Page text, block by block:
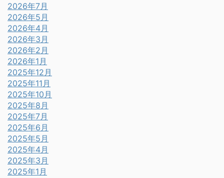
2026年7月
2026年5月
2026年4月
2026年3月
2026年2月
2026年1月
2025年12月
2025年11月
2025年10月
2025年8月
2025年7月
2025年6月
2025年5月
2025年4月
2025年3月
2025年1月